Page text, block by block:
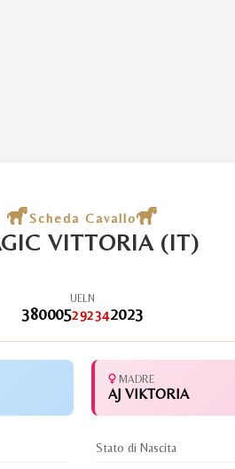
Scheda Cavallo
VITTORIA (IT)
UELN
380005292342023
MADRE
AJ VIKTORIA
Stato di Nascita